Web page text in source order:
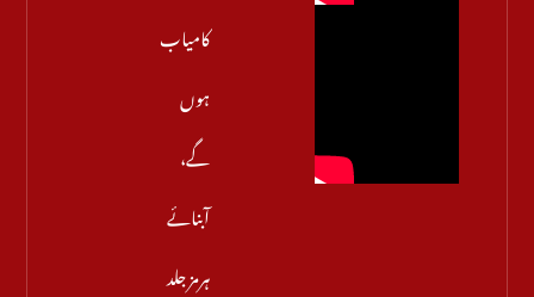
کامیاب
ہوں
گے،
آبنائے
ہرمز جلد